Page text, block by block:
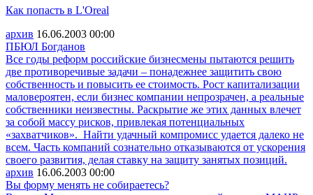
Как попасть в L'Oreal
архив 16.06.2003 00:00
ПБЮЛ Богданов
Все годы реформ российские бизнесмены пытаются решить
две противоречивые задачи – понадежнее защитить свою
собственность и повысить ее стоимость. Рост капитализации
маловероятен, если бизнес компании непрозрачен, а реальные
собственники неизвестны. Раскрытие же этих данных влечет
за собой массу рисков, привлекая потенциальных
«захватчиков». Найти удачный компромисс удается далеко не
всем. Часть компаний сознательно отказываются от ускорения
своего развития, делая ставку на защиту занятых позиций.
архив 16.06.2003 00:00
Вы форму менять не собираетесь?